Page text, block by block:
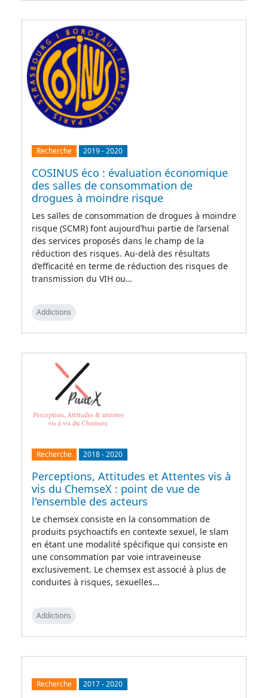
Recherche 2019-2020
COSINUS éco : évaluation économique
des salles de consommation de
drogues à moindre risque
Les salles de consommation de drogues à moindre
risque (SCMR) font aujourd’hui partie de l’arsenal
des services proposés dans le champ de la
réduction des risques. Au-delà des résultats
d’efficacité en terme de réduction des risques de
transmission du VIH ou…
Addictions
Recherche 2018-2020
Perceptions, Attitudes et Attentes vis à
vis du ChemseX : point de vue de
l'ensemble des acteurs
Le chemsex consiste en la consommation de
produits psychoactifs en contexte sexuel, le slam
en étant une modalité spécifique qui consiste en
une consommation par voie intraveineuse
exclusivement. Le chemsex est associé à plus de
conduites à risques, sexuelles…
Addictions
Recherche 2017-2020